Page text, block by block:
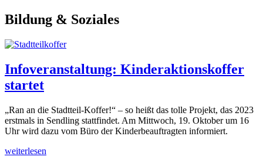
Bildung & Soziales
Infoveranstaltung: Kinderaktionskoffer
startet
„Ran an die Stadtteil-Koffer!“ – so heißt das tolle Projekt, das 2023
erstmals in Sendling stattfindet. Am Mittwoch, 19. Oktober um 16
Uhr wird dazu vom Büro der Kinderbeauftragten informiert.
weiterlesen